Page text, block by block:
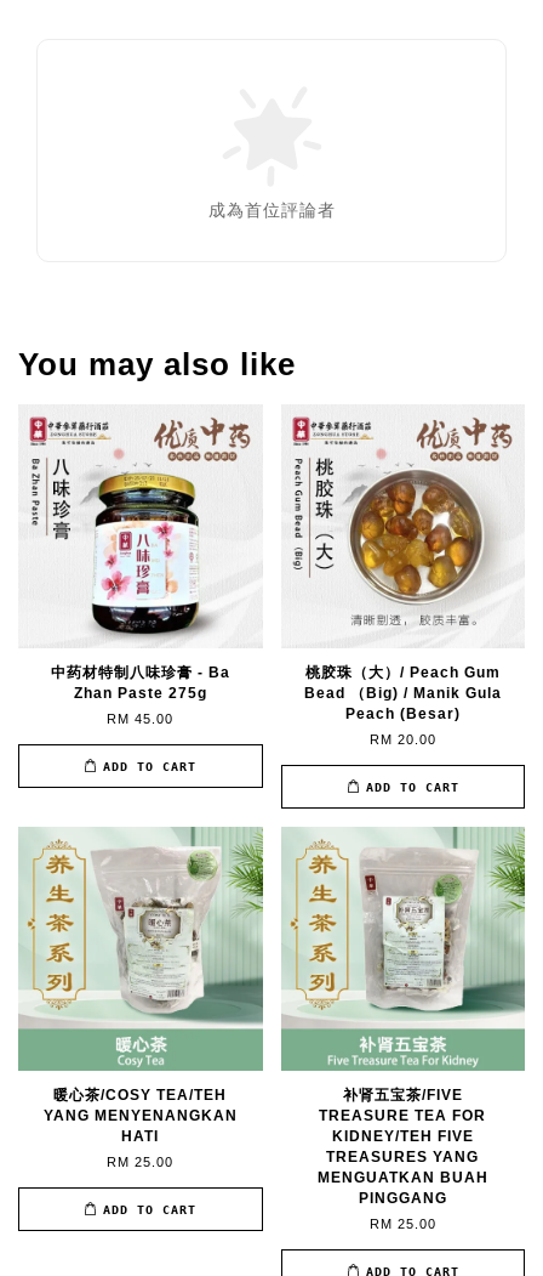
成為首位評論者
You may also like
中药材特制八味珍膏 - Ba
Zhan Paste 275g
RM 45.00
ADD TO CART
桃胶珠（大）/ Peach Gum
Bead （Big) / Manik Gula
Peach (Besar)
RM 20.00
ADD TO CART
暖心茶/COSY TEA/TEH
YANG MENYENANGKAN
HATI
RM 25.00
ADD TO CART
补肾五宝茶/FIVE
TREASURE TEA FOR
KIDNEY/TEH FIVE
TREASURES YANG
MENGUATKAN BUAH
PINGGANG
RM 25.00
ADD TO CART